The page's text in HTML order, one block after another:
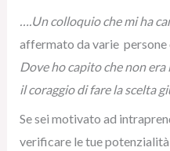
….Un colloquio che mi ha
affermato da varie persone
Dove ho capito che non
il coraggio di fare la scelta
Se sei motivato ad
verificare le tue